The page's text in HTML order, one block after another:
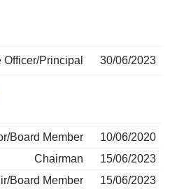
Officer/Principal 30/06/2023
Board Member
10/06/2020
Chairman
15/06/2023
Board Member
15/06/2023